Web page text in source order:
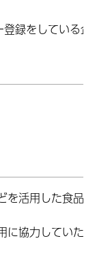
録をしている企
を活用した食品
に協力していた